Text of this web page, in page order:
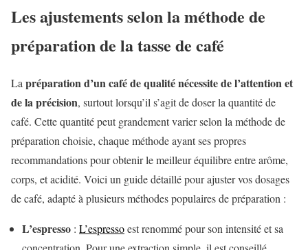
Les ajustements selon la méthode de
préparation de la tasse de café
Lapréparation d’un café de qualité nécessite de l’attention et
de la précision, surtout lorsqu’il s’agit de doser la quantité de
café. Cette quantité peut grandement varier selon la méthode de
préparation choisie, chaque méthode ayant ses propres
recommandations pour obtenir le meilleur équilibre entre arôme,
corps, et acidité. Voici un guide détaillé pour ajuster vos dosages
de café, adapté à plusieurs méthodes populaires de préparation :
L’espresso : L’espressoest renommé pour son intensité et sa